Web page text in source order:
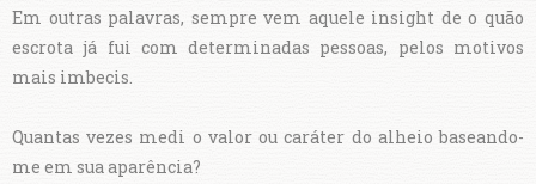
Em outras palavras, sempre vem aquele insight de o quão
escrota já fui com determinadas pessoas, pelos motivos
mais imbecis.
Quantas vezes medi o valor ou caráter do alheio baseando-
me em sua aparência?